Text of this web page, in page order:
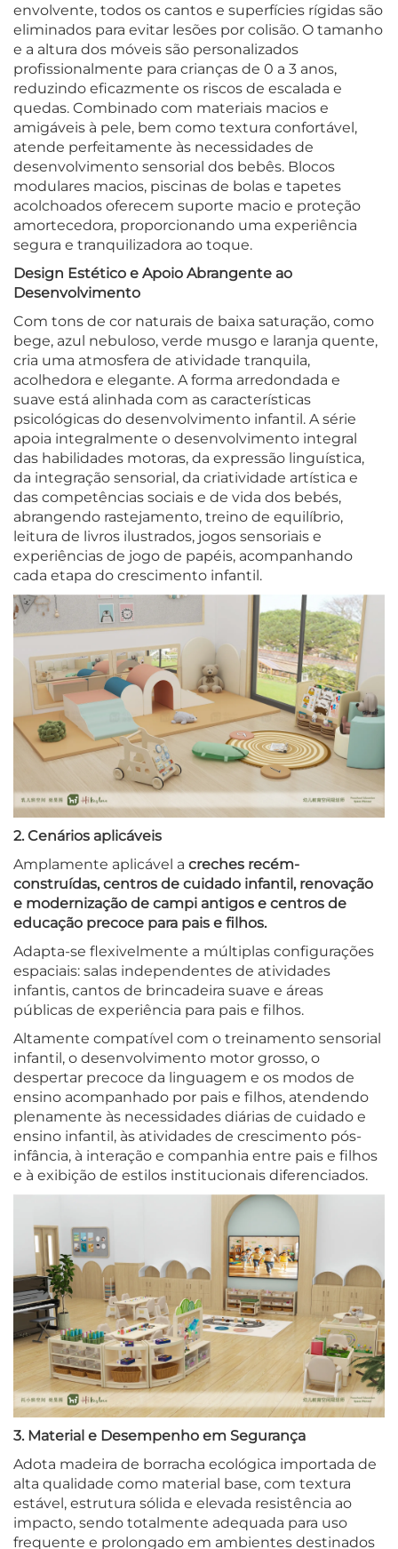
envolvente, todos os cantos e superfícies rígidas são
eliminados para evitar lesões por colisão. O tamanho
e a altura dos móveis são personalizados
profissionalmente para crianças de 0 a 3 anos,
reduzindo eficazmente os riscos de escalada e
quedas. Combinado com materiais macios e
amigáveis à pele, bem como textura confortável,
atende perfeitamente às necessidades de
desenvolvimento sensorial dos bebês. Blocos
modulares macios, piscinas de bolas e tapetes
acolchoados oferecem suporte macio e proteção
amortecedora, proporcionando uma experiência
segura e tranquilizadora ao toque.
Design Estético e Apoio Abrangente ao
Desenvolvimento
Com tons de cor naturais de baixa saturação, como
bege, azul nebuloso, verde musgo e laranja quente,
cria uma atmosfera de atividade tranquila,
acolhedora e elegante. A forma arredondada e
suave está alinhada com as características
psicológicas do desenvolvimento infantil. A série
apoia integralmente o desenvolvimento integral
das habilidades motoras, da expressão linguística,
da integração sensorial, da criatividade artística e
das competências sociais e de vida dos bebés,
abrangendo rastejamento, treino de equilíbrio,
leitura de livros ilustrados, jogos sensoriais e
experiências de jogo de papéis, acompanhando
cada etapa do crescimento infantil.
2. Cenários aplicáveis
Amplamente aplicável a creches recém-
construídas, centros de cuidado infantil, renovação
e modernização de campi antigos e centros de
educação precoce para pais e filhos.
Adapta-se flexivelmente a múltiplas configurações
espaciais: salas independentes de atividades
infantis, cantos de brincadeira suave e áreas
públicas de experiência para pais e filhos.
Altamente compatível com o treinamento sensorial
infantil, o desenvolvimento motor grosso, o
despertar precoce da linguagem e os modos de
ensino acompanhado por pais e filhos, atendendo
plenamente às necessidades diárias de cuidado e
ensino infantil, às atividades de crescimento pós-
infância, à interação e companhia entre pais e filhos
e à exibição de estilos institucionais diferenciados.
3. Material e Desempenho em Segurança
Adota madeira de borracha ecológica importada de
alta qualidade como material base, com textura
estável, estrutura sólida e elevada resistência ao
impacto, sendo totalmente adequada para uso
frequente e prolongado em ambientes destinados